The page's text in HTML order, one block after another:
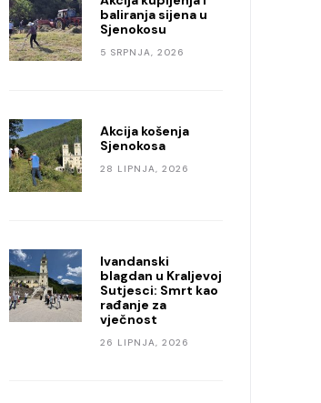
baliranja sijena u
Sjenokosu
5 SRPNJA, 2026
Akcija košenja
Sjenokosa
28 LIPNJA, 2026
Ivandanski
blagdan u Kraljevoj
Sutjesci: Smrt kao
rađanje za
vječnost
26 LIPNJA, 2026